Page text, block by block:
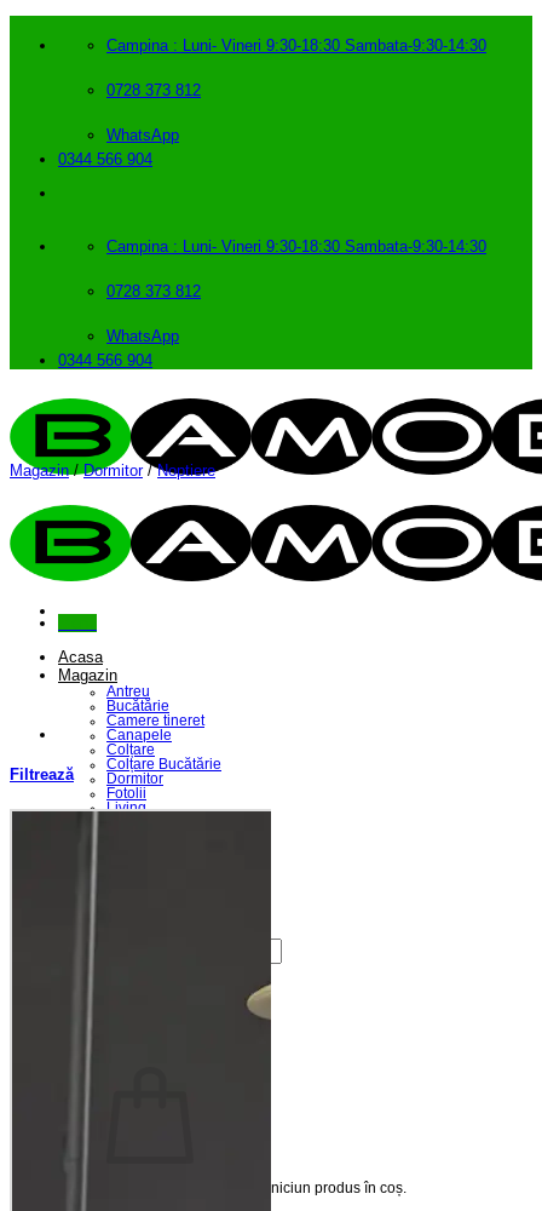
Campina : Luni- Vineri 9:30-18:30 Sambata-9:30-14:30
0728 373 812
WhatsApp
0344 566 904
Campina : Luni- Vineri 9:30-18:30 Sambata-9:30-14:30
0728 373 812
WhatsApp
0344 566 904
Acasa
Magazin
Antreu
Bucătărie
Camere tineret
Canapele
Colțare
Colțare Bucătărie
Dormitor
Fotolii
Living
Nu ai niciun produs în coș.
Magazin / Dormitor / Noptiere
Filtrează